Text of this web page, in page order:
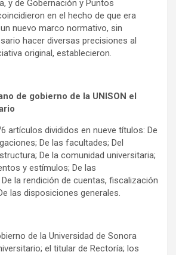
y de Gobernación y Puntos
en el hecho de que era
nuevo marco normativo, sin
hacer diversas precisiones al
original, establecieron.
de gobierno de la UNISON el
artículos divididos en nueve títulos: De
De las facultades; Del
De la comunidad universitaria;
y estímulos; De las
la rendición de cuentas, fiscalización
las disposiciones generales.
de la Universidad de Sonora
el titular de Rectoría; los